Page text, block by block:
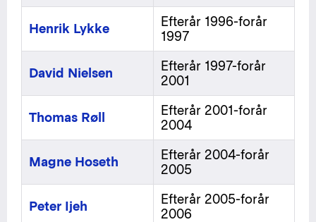
Henrik Lykke
Efterår 1996-forår
1997
David Nielsen
Efterår 1997-forår
2001
Thomas Røll
Efterår 2001-forår
2004
Magne Hoseth
Efterår 2004-forår
2005
Peter Ijeh
Efterår 2005-forår
2006